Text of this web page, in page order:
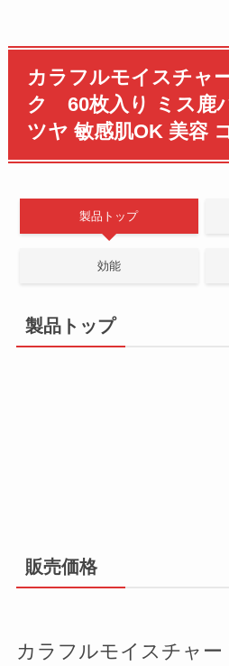
カラフルモイスチャ
ク 60枚入り ミス鹿
ツヤ 敏感肌OK 美容
製品トップ
効能
製品トップ
販売価格
カラフルモイスチャー